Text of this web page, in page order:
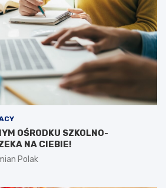
OŚRODKU SZKOLNO-
NA CIEBIE!
Polak